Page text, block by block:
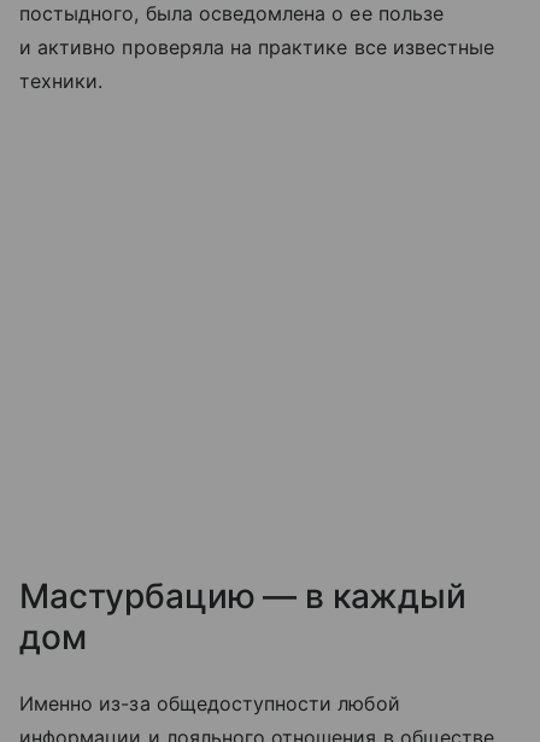
постыдного, была осведомлена о ее пользе
и активно проверяла на практике все известные
техники.
Мастурбацию — в каждый
дом
Именно из-за общедоступности любой